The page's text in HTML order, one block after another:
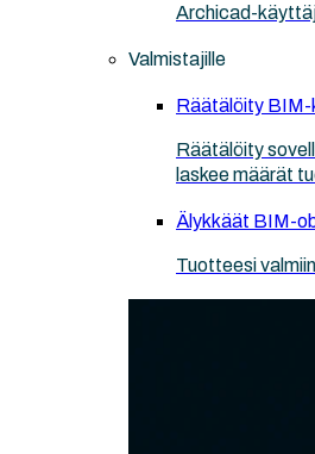
Archicad-
Valmistajille
Räätälöity BIM-
Räätälöity
laskee määrät
Älykkäät BIM-
Tuotteesi